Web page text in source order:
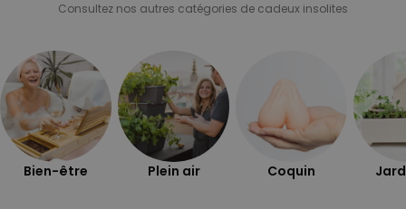
Consultez nos autres catégories de cadeux insolites
Bien-être Plein air Coquin